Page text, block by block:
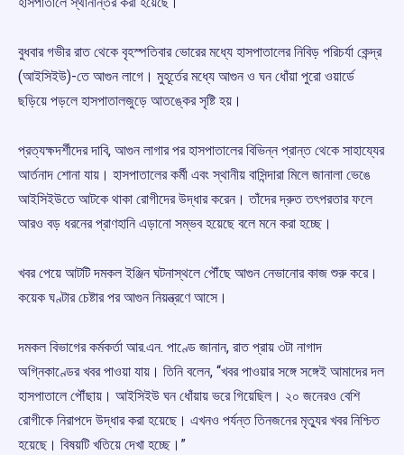
বুধবার গভীর রাত থেকে বৃহস্পতিবার ভোরের মধ্যে হাসপাতালের নিবিড় পরিচর্যা কেন্দ্র
(আইসিইউ)-তে আগুন লাগে। মুহূর্তের মধ্যে আগুন ও ঘন ধোঁয়া পুরো ওয়ার্ডে
ছড়িয়ে পড়লে হাসপাতালজুড়ে আতঙ্কের সৃষ্টি হয়।
প্রত্যক্ষদর্শীদের দাবি, আগুন লাগার পর হাসপাতালের বিভিন্ন প্রান্ত থেকে সাহায্যের
আর্তনাদ শোনা যায়। হাসপাতালের কর্মী এবং স্থানীয় বাসিন্দারা মিলে জানালা ভেঙে
আইসিইউতে আটকে থাকা রোগীদের উদ্ধার করেন। তাঁদের দ্রুত তৎপরতার ফলে
আরও বড় ধরনের প্রাণহানি এড়ানো সম্ভব হয়েছে বলে মনে করা হচ্ছে।
খবর পেয়ে আটটি দমকল ইঞ্জিন ঘটনাস্থলে পৌঁছে আগুন নেভানোর কাজ শুরু করে।
কয়েক ঘণ্টার চেষ্টার পর আগুন নিয়ন্ত্রণে আসে।
দমকল বিভাগের কর্মকর্তা আর.এন. পাণ্ডে জানান, রাত প্রায় ৩টা নাগাদ
অগ্নিকাণ্ডের খবর পাওয়া যায়। তিনি বলেন, “খবর পাওয়ার সঙ্গে সঙ্গেই আমাদের দল
হাসপাতালে পৌঁছায়। আইসিইউ ঘন ধোঁয়ায় ভরে গিয়েছিল। ২০ জনেরও বেশি
রোগীকে নিরাপদে উদ্ধার করা হয়েছে। এখনও পর্যন্ত তিনজনের মৃত্যুর খবর নিশ্চিত
হয়েছে। বিষয়টি খতিয়ে দেখা হচ্ছে।”